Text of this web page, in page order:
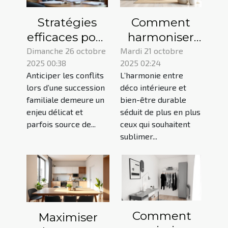
Stratégies
efficaces pour
anticiper les
litiges dans
les
successions
familiales
Dimanche 26 octobre
2025 00:38
Anticiper les conflits
lors d’une succession
familiale demeure un
enjeu délicat et
parfois source de...
Comment
harmoniser
déco
intérieure et
bien-être
durable ?
Mardi 21 octobre
2025 02:24
L’harmonie entre
déco intérieure et
bien-être durable
séduit de plus en plus
ceux qui souhaitent
sublimer...
Maximiser
Comment